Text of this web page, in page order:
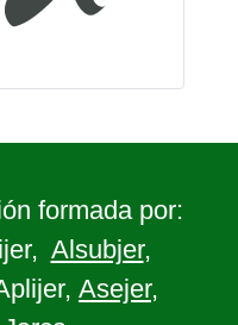
formada por:
Alsubjer,
Asejer,